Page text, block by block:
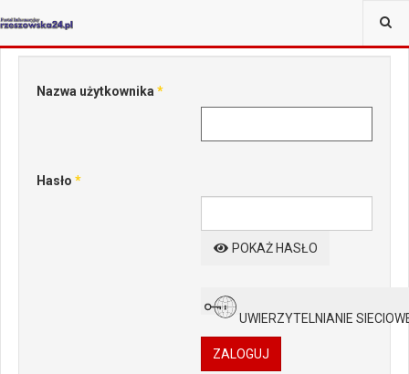
JESTEŚ TUTAJ:
Nazwa użytkownika *
Hasło *
POKAŻ HASŁO
UWIERZYTELNIANIE
ZALOGUJ